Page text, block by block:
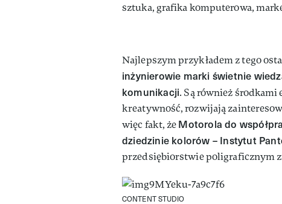
sztuka, grafika komputerowa,
Najlepszym przykładem z tego
inżynierowie marki świetnie
komunikacji. Są również środkami
kreatywność, rozwijają
więc fakt, żeMotorola do
dziedzinie kolorów – Instytut
przedsiębiorstwie poligraficznym
CONTENT STUDIO